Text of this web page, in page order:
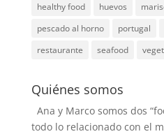
healthy food
huevos
pescado al horno
portugal
restaurante
seafood
Quiénes somos
Ana y Marco somos dos
todo lo relacionado con el